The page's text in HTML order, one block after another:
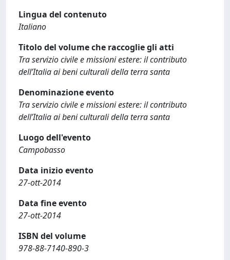
Lingua del contenuto
Italiano
Titolo del volume che raccoglie gli atti
Tra servizio civile e missioni estere: il contributo
dell’Italia ai beni culturali della terra santa
Denominazione evento
Tra servizio civile e missioni estere: il contributo
dell’Italia ai beni culturali della terra santa
Luogo dell'evento
Campobasso
Data inizio evento
27-ott-2014
Data fine evento
27-ott-2014
ISBN del volume
978-88-7140-890-3